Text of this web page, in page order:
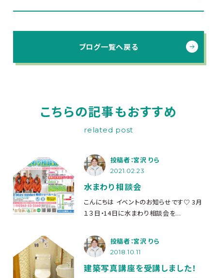
ブログ一覧へ戻る
こちらの記事もおすすめ
related post
投稿者：宮沢 りら
2021.02.23
水まわり相談会
こんにちは イベントのお知らせです♡ 3月
１３日・14日に水まわり相談会を...
投稿者：宮沢 りら
2018.10.11
建築写真講座を受講しました！